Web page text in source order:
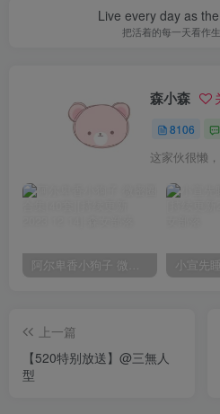
Live every day as
把活着的每一天看作
森小森
8106
这家伙很懒
阿尔卑香小狗子 微密圈合集[40套][持续更新2023.12.14]
上一篇
【520特别放送】@三無人
型